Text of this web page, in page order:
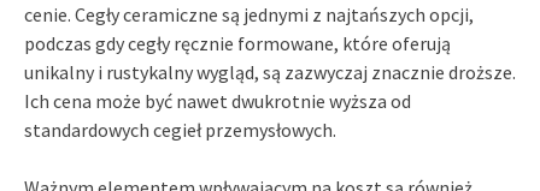
cenie. Cegły ceramiczne są jednymi z najtańszych opcji,
podczas gdy cegły ręcznie formowane, które oferują
unikalny i rustykalny wygląd, są zazwyczaj znacznie droższe.
Ich cena może być nawet dwukrotnie wyższa od
standardowych cegieł przemysłowych.